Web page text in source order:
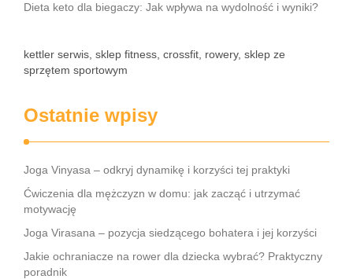
Dieta keto dla biegaczy: Jak wpływa na wydolność i wyniki?
kettler serwis, sklep fitness, crossfit, rowery, sklep ze
sprzętem sportowym
Ostatnie wpisy
Joga Vinyasa – odkryj dynamikę i korzyści tej praktyki
Ćwiczenia dla mężczyzn w domu: jak zacząć i utrzymać
motywację
Joga Virasana – pozycja siedzącego bohatera i jej korzyści
Jakie ochraniacze na rower dla dziecka wybrać? Praktyczny
poradnik